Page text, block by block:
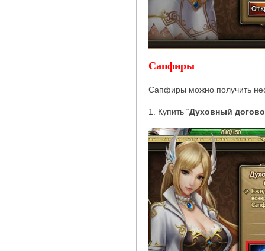
Сапфиры
Сапфиры можно получить
1. Купить “Духовный